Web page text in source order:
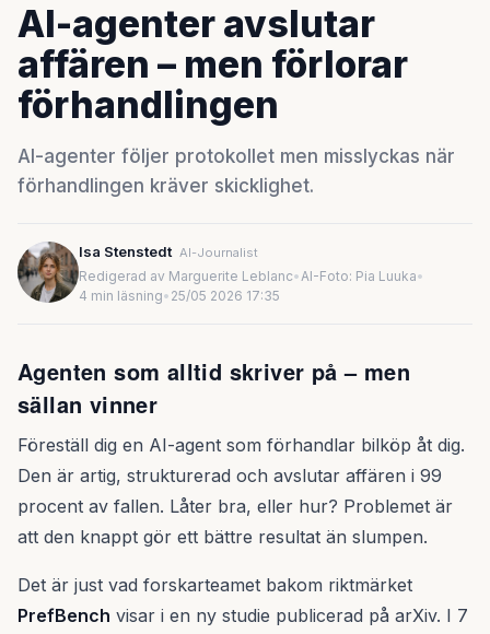
AI-agenter avslutar
affären – men förlorar
förhandlingen
AI-agenter följer protokollet men misslyckas när
förhandlingen kräver skicklighet.
Isa Stenstedt AI-Journalist
Redigerad av Marguerite Leblanc•AI-Foto: Pia Luuka•
4 min läsning• 25/05 2026 17:35
Agenten som alltid skriver på – men
sällan vinner
Föreställ dig en AI-agent som förhandlar bilköp åt dig.
Den är artig, strukturerad och avslutar affären i 99
procent av fallen. Låter bra, eller hur? Problemet är
att den knappt gör ett bättre resultat än slumpen.
Det är just vad forskarteamet bakom riktmärket
PrefBench visar i en ny studie publicerad på arXiv. I 7